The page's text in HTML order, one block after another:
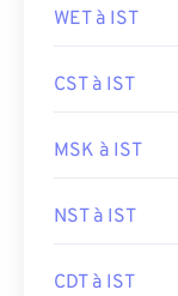
WET à IST
CST à IST
MSK à IST
NST à IST
CDT à IST